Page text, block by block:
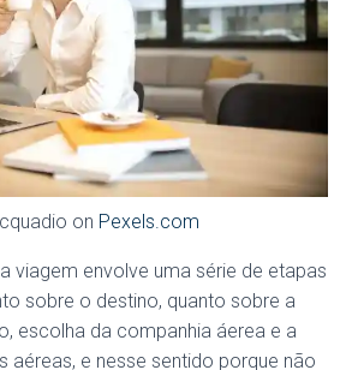
on Pexels.com
viagem envolve uma série de etapas
sobre o destino, quanto sobre a
escolha da companhia áerea e a
aéreas, e nesse sentido porque não